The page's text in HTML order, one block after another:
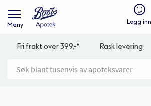
Meny Logg inn
Fri frakt over 399,-* Rask levering